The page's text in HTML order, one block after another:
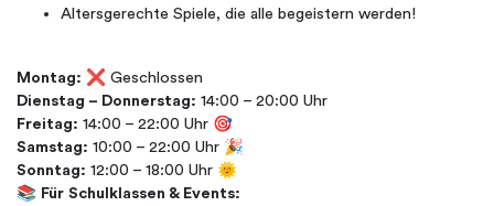
Altersgerechte Spiele, die alle begeistern werden!
Montag: ❌ Geschlossen
Dienstag – Donnerstag: 14:00 – 20:00 Uhr
Freitag: 14:00 – 22:00 Uhr 🎯
Samstag: 10:00 – 22:00 Uhr 🎉
Sonntag: 12:00 – 18:00 Uhr 🌞
📚 Für Schulklassen & Events: